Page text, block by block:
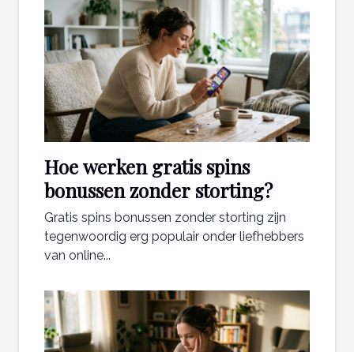
Hoe werken gratis spins
bonussen zonder storting?
Gratis spins bonussen zonder storting zijn
tegenwoordig erg populair onder liefhebbers
van online...